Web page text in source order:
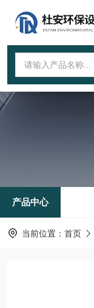
产品中心
当前位置： 首页